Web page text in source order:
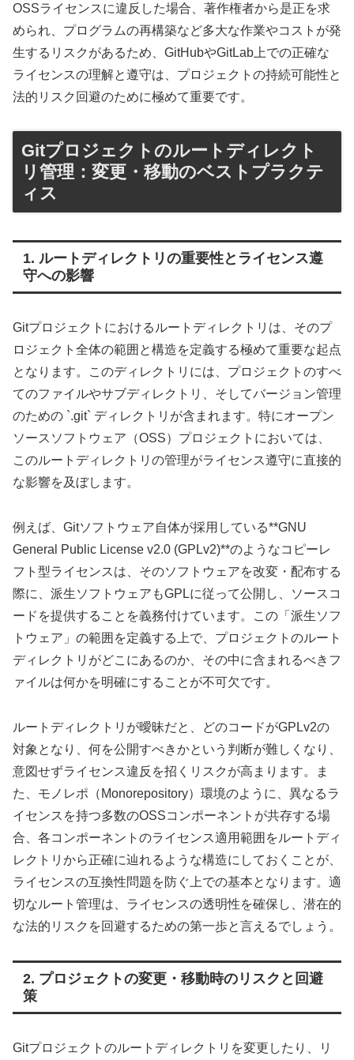
OSSライセンスに違反した場合、著作権者から是正を求
められ、プログラムの再構築など多大な作業やコストが発
生するリスクがあるため、GitHubやGitLab上での正確な
ライセンスの理解と遵守は、プロジェクトの持続可能性と
法的リスク回避のために極めて重要です。
Gitプロジェクトのルートディレクト
リ管理：変更・移動のベストプラクテ
ィス
1. ルートディレクトリの重要性とライセンス遵
守への影響
Gitプロジェクトにおけるルートディレクトリは、そのプ
ロジェクト全体の範囲と構造を定義する極めて重要な起点
となります。このディレクトリには、プロジェクトのすべ
てのファイルやサブディレクトリ、そしてバージョン管理
のための `.git` ディレクトリが含まれます。特にオープン
ソースソフトウェア（OSS）プロジェクトにおいては、
このルートディレクトリの管理がライセンス遵守に直接的
な影響を及ぼします。
例えば、Gitソフトウェア自体が採用している**GNU
General Public License v2.0 (GPLv2)**のようなコピーレ
フト型ライセンスは、そのソフトウェアを改変・配布する
際に、派生ソフトウェアもGPLに従って公開し、ソースコ
ードを提供することを義務付けています。この「派生ソフ
トウェア」の範囲を定義する上で、プロジェクトのルート
ディレクトリがどこにあるのか、その中に含まれるべきフ
ァイルは何かを明確にすることが不可欠です。
ルートディレクトリが曖昧だと、どのコードがGPLv2の
対象となり、何を公開すべきかという判断が難しくなり、
意図せずライセンス違反を招くリスクが高まります。ま
た、モノレポ（Monorepository）環境のように、異なるラ
イセンスを持つ多数のOSSコンポーネントが共存する場
合、各コンポーネントのライセンス適用範囲をルートディ
レクトリから正確に辿れるような構造にしておくことが、
ライセンスの互換性問題を防ぐ上での基本となります。適
切なルート管理は、ライセンスの透明性を確保し、潜在的
な法的リスクを回避するための第一歩と言えるでしょう。
2. プロジェクトの変更・移動時のリスクと回避
策
Gitプロジェクトのルートディレクトリを変更したり、リ